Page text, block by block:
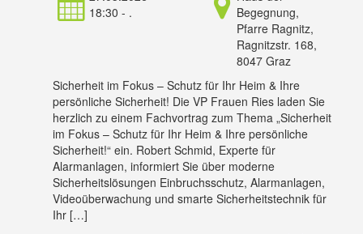
18:30 - .
Begegnung,
Pfarre Ragnitz,
Ragnitzstr. 168,
8047 Graz
Sicherheit im Fokus – Schutz für Ihr Heim & Ihre
persönliche Sicherheit! Die VP Frauen Ries laden Sie
herzlich zu einem Fachvortrag zum Thema „Sicherheit
im Fokus – Schutz für Ihr Heim & Ihre persönliche
Sicherheit!“ ein. Robert Schmid, Experte für
Alarmanlagen, informiert Sie über moderne
Sicherheitslösungen Einbruchsschutz, Alarmanlagen,
Videoüberwachung und smarte Sicherheitstechnik für
Ihr […]